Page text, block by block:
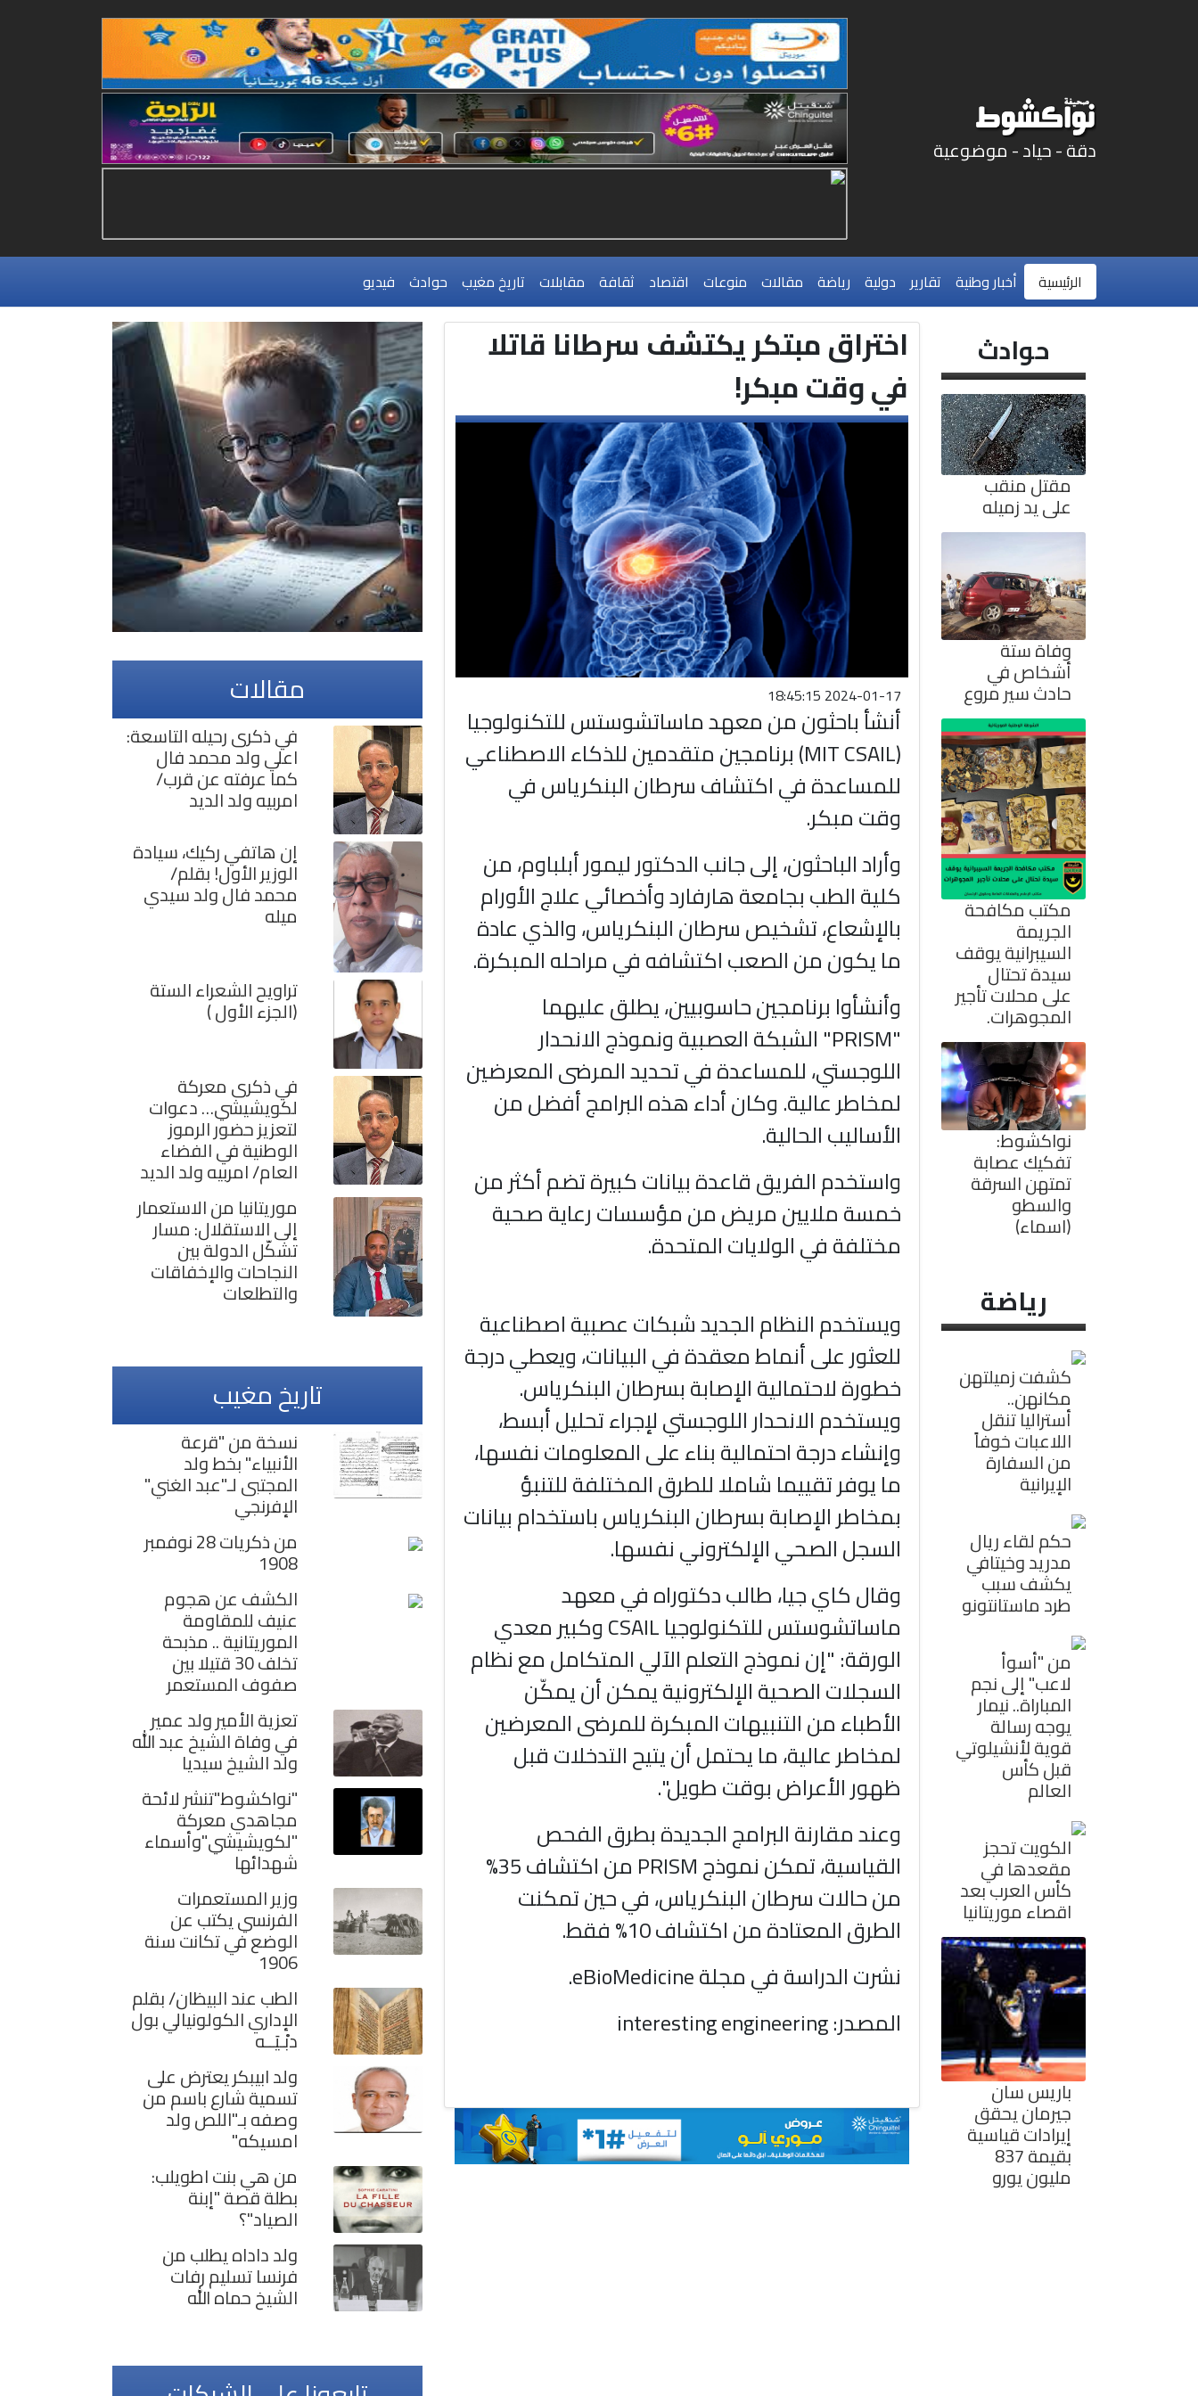
دقة - حياد - موضوعية
الرئيسية أخبار وطنية تقارير دولية رياضة مقالات منوعات اقتصاد ثقافة مقابلات تاريخ مغيب حوادث فيديو
حوادث
مقتل منقب
على يد زميله
وفاة ستة
أشخاص في
حادث سير مروع
مكتب مكافحة
الجريمة
السيبرانية يوقف
سيدة تحتال
على محلات تأجير
المجوهرات.
نواكشوط:
تفكيك عصابة
تمتهن السرقة
والسطو
(اسماء)
رياضة
كشفت زميلتهن
مكانهن..
أستراليا تنقل
اللاعبات خوفاً
من السفارة
الإيرانية
حكم لقاء ريال
مدريد وخيتافي
يكشف سبب
طرد ماستانتونو
من "أسوأ
لاعب" إلى نجم
المباراة.. نيمار
يوجه رسالة
قوية لأنشيلوتي
قبل كأس
العالم
الكويت تحجز
مقعدها في
كأس العرب بعد
اقصاء موريتانيا
باريس سان
جيرمان يحقق
إيرادات قياسية
بقيمة 837
مليون يورو
اختراق مبتكر يكتشف سرطانا قاتلا
في وقت مبكر!
2024-01-17 18:45:15
أنشأ باحثون من معهد ماساتشوستس للتكنولوجيا
(MIT CSAIL) برنامجين متقدمين للذكاء الاصطناعي
للمساعدة في اكتشاف سرطان البنكرياس في
وقت مبكر.
وأراد الباحثون، إلى جانب الدكتور ليمور أبلباوم، من
كلية الطب بجامعة هارفارد وأخصائي علاج الأورام
بالإشعاع، تشخيص سرطان البنكرياس، والذي عادة
ما يكون من الصعب اكتشافه في مراحله المبكرة.
وأنشأوا برنامجين حاسوبيين، يطلق عليهما
"PRISM" الشبكة العصبية ونموذج الانحدار
اللوجستي، للمساعدة في تحديد المرضى المعرضين
لمخاطر عالية. وكان أداء هذه البرامج أفضل من
الأساليب الحالية.
واستخدم الفريق قاعدة بيانات كبيرة تضم أكثر من
خمسة ملايين مريض من مؤسسات رعاية صحية
مختلفة في الولايات المتحدة.
ويستخدم النظام الجديد شبكات عصبية اصطناعية
للعثور على أنماط معقدة في البيانات، ويعطي درجة
خطورة لاحتمالية الإصابة بسرطان البنكرياس.
ويستخدم الانحدار اللوجستي لإجراء تحليل أبسط،
وإنشاء درجة احتمالية بناء على المعلومات نفسها،
ما يوفر تقييما شاملا للطرق المختلفة للتنبؤ
بمخاطر الإصابة بسرطان البنكرياس باستخدام بيانات
السجل الصحي الإلكتروني نفسها.
وقال كاي جيا، طالب دكتوراه في معهد
ماساتشوستس للتكنولوجيا CSAIL وكبير معدي
الورقة: "إن نموذج التعلم الآلي المتكامل مع نظام
السجلات الصحية الإلكترونية يمكن أن يمكّن
الأطباء من التنبيهات المبكرة للمرضى المعرضين
لمخاطر عالية، ما يحتمل أن يتيح التدخلات قبل
ظهور الأعراض بوقت طويل".
وعند مقارنة البرامج الجديدة بطرق الفحص
القياسية، تمكن نموذج PRISM من اكتشاف 35%
من حالات سرطان البنكرياس، في حين تمكنت
الطرق المعتادة من اكتشاف 10% فقط.
نشرت الدراسة في مجلة eBioMedicine.
المصدر: interesting engineering
مقالات
في ذكرى رحيله التاسعة:
اعلي ولد محمد فال
كما عرفته عن قرب/
امربيه ولد الديد
إن هاتفي ركيك، سيادة
الوزير الأول! بقلم/
محمد فال ولد سيدي
ميله
تراويح الشعراء الستة
(الجزء الأول )
في ذكرى معركة
لكويشيشي… دعوات
لتعزيز حضور الرموز
الوطنية في الفضاء
العام/ امربيه ولد الديد
موريتانيا من الاستعمار
إلى الاستقلال: مسار
تشكّل الدولة بين
النجاحات والإخفاقات
والتطلعات
تاريخ مغيب
نسخة من "قرعة
الأنبياء" بخط ولد
المجتبى لـ"عبد الغني"
الإفرنجي
من ذكريات 28 نوفمبر
1908
الكشف عن هجوم
عنيف للمقاومة
الموريتانية .. مذبحة
تخلف 30 قتيلا بين
صفوف المستعمر
تعزية الأمير ولد عمير
في وفاة الشيخ عبد الله
ولد الشيخ سيديا
"نواكشوط"تنشر لائحة
مجاهدي معركة
"لكويشيشي"وأسماء
شهدائها
وزير المستعمرات
الفرنسي يكتب عن
الوضع في تكانت سنة
1906
الطب عند البيظان/ بقلم
الإداري الكولونيالي بول
دبْـيَــه
ولد ابيبكر يعترض على
تسمية شارع باسم من
وصفه بـ"اللص ولد
امسيكه"
من هي بنت اطويلب:
بطلة قصة "إبنة
الصياد"؟
ولد داداه يطلب من
فرنسا تسليم رفات
الشيخ حماه الله